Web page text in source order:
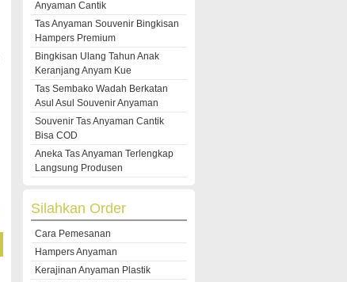
Anyaman Cantik
Tas Anyaman Souvenir Bingkisan
Hampers Premium
Bingkisan Ulang Tahun Anak
Keranjang Anyam Kue
Tas Sembako Wadah Berkatan
Asul Asul Souvenir Anyaman
Souvenir Tas Anyaman Cantik
Bisa COD
Aneka Tas Anyaman Terlengkap
Langsung Produsen
Silahkan Order
Cara Pemesanan
Hampers Anyaman
Kerajinan Anyaman Plastik